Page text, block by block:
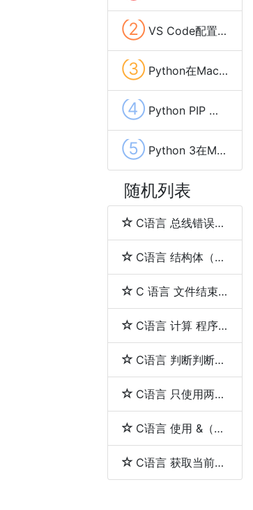
② VS Code配置Python虚拟环境(venv)和代码自动补全(智能提示)
③ Python在Mac OS上安装配置方法(Python2和Python3)
④ Python PIP 配置国内源的方法
⑤ Python 3在Mac OS上安装老版本的方法
随机列表
C语言 总线错误（bus error）与段错误（segmentation fault）
C语言 结构体（struct）和联合体（union）的区别
C 语言 文件结束（EOF）
C语言 计算 程序的执行时间
C语言 判断判断用户输入的是否是一个整数
C语言 只使用两个指针反转一个单向链表
C语言 使用 &（取地址符）和 *（解引用符）
C语言 获取当前工作目录